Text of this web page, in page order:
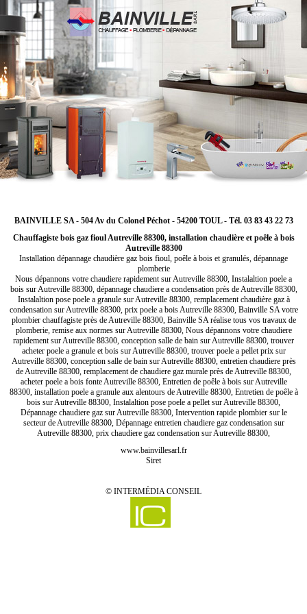
BAINVILLE SA - 504 Av du Colonel Péchot - 54200 TOUL - Tél. 03 83 43 22 73
Chauffagiste bois gaz fioul Autreville 88300, installation chaudière et poêle à bois
Autreville 88300
Installation dépannage chaudière gaz bois fioul, poêle à bois et granulés, dépannage
plomberie
Nous dépannons votre chaudiere rapidement sur Autreville 88300, Instalaltion poele a
bois sur Autreville 88300, dépannage chaudiere a condensation près de Autreville 88300,
Instalaltion pose poele a granule sur Autreville 88300, remplacement chaudière gaz à
condensation sur Autreville 88300, prix poele a bois Autreville 88300, Bainville SA votre
plombier chauffagiste près de Autreville 88300, Bainville SA réalise tous vos travaux de
plomberie, remise aux normes sur Autreville 88300, Nous dépannons votre chaudiere
rapidement sur Autreville 88300, conception salle de bain sur Autreville 88300, trouver
acheter poele a granule et bois sur Autreville 88300, trouver poele a pellet prix sur
Autreville 88300, conception salle de bain sur Autreville 88300, entretien chaudiere près
de Autreville 88300, remplacement de chaudiere gaz murale près de Autreville 88300,
acheter poele a bois fonte Autreville 88300, Entretien de poêle à bois sur Autreville
88300, installation poele a granule aux alentours de Autreville 88300, Entretien de poêle à
bois sur Autreville 88300, Instalaltion pose poele a pellet sur Autreville 88300,
Dépannage chaudiere gaz sur Autreville 88300, Intervention rapide plombier sur le
secteur de Autreville 88300, Dépannage entretien chaudiere gaz condensation sur
Autreville 88300, prix chaudiere gaz condensation sur Autreville 88300,
www.bainvillesarl.fr
Siret
© INTERMÉDIA CONSEIL